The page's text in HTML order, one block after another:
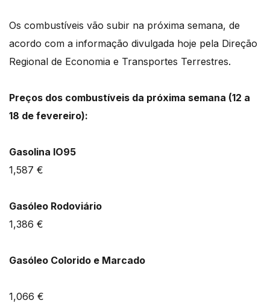
Os combustíveis vão subir na próxima semana, de
acordo com a informação divulgada hoje pela Direção
Regional de Economia e Transportes Terrestres.
Preços dos combustíveis da próxima semana (12 a
18 de fevereiro):
Gasolina IO95
1,587 €
Gasóleo Rodoviário
1,386 €
Gasóleo Colorido e Marcado
1,066 €